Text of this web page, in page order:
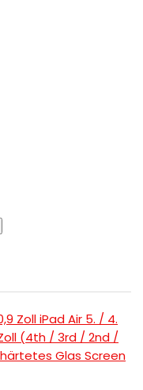
Zoll iPad Air 5. / 4.
(4th / 3rd / 2nd /
Glas Screen